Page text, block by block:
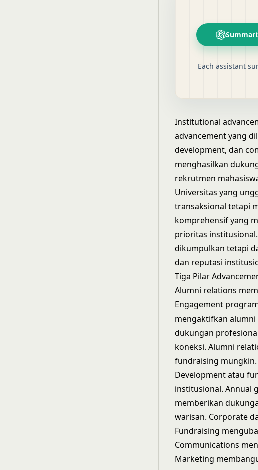
Each assistant
Institutional
advancement yang
development, dan
menghasilkan
rekrutmen
Universitas yang
transaksional tetapi
komprehensif yang
prioritas
dikumpulkan tetapi
dan reputasi
Tiga Pilar
Alumni relations
Engagement
mengaktifkan alumni
dukungan
koneksi. Alumni
fundraising mungkin.
Development atau
institusional. Annual
memberikan
warisan. Corporate
Fundraising
Communications
Marketing